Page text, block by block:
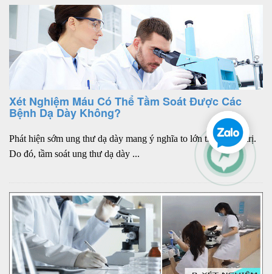
Xét Nghiệm Máu Có Thể Tầm Soát Được Các
Bệnh Dạ Dày Không?
Phát hiện sớm ung thư dạ dày mang ý nghĩa to lớn trong điều trị.
Do đó, tầm soát ung thư dạ dày ...